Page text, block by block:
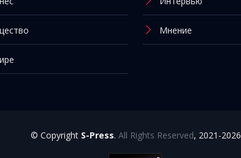
Мнение
© Copyright S-Press. All Rights Reserved, 2021-2026